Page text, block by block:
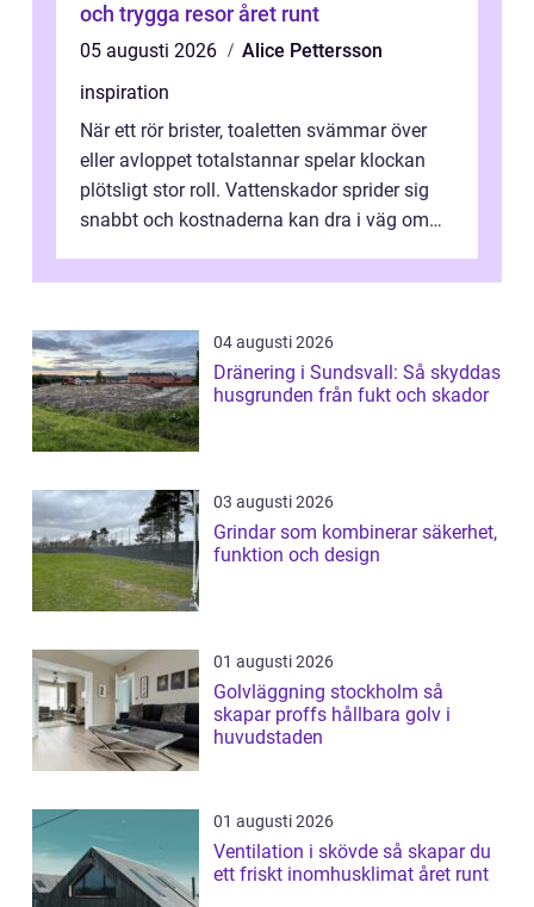
och trygga resor året runt
05 augusti 2026
Alice Pettersson
inspiration
När ett rör brister, toaletten svämmar över
eller avloppet totalstannar spelar klockan
plötsligt stor roll. Vattenskador sprider sig
snabbt och kostnaderna kan dra i väg om
04 augusti 2026
Dränering i Sundsvall: Så skyddas
husgrunden från fukt och skador
03 augusti 2026
Grindar som kombinerar säkerhet,
funktion och design
01 augusti 2026
Golvläggning stockholm så
skapar proffs hållbara golv i
huvudstaden
01 augusti 2026
Ventilation i skövde så skapar du
ett friskt inomhusklimat året runt